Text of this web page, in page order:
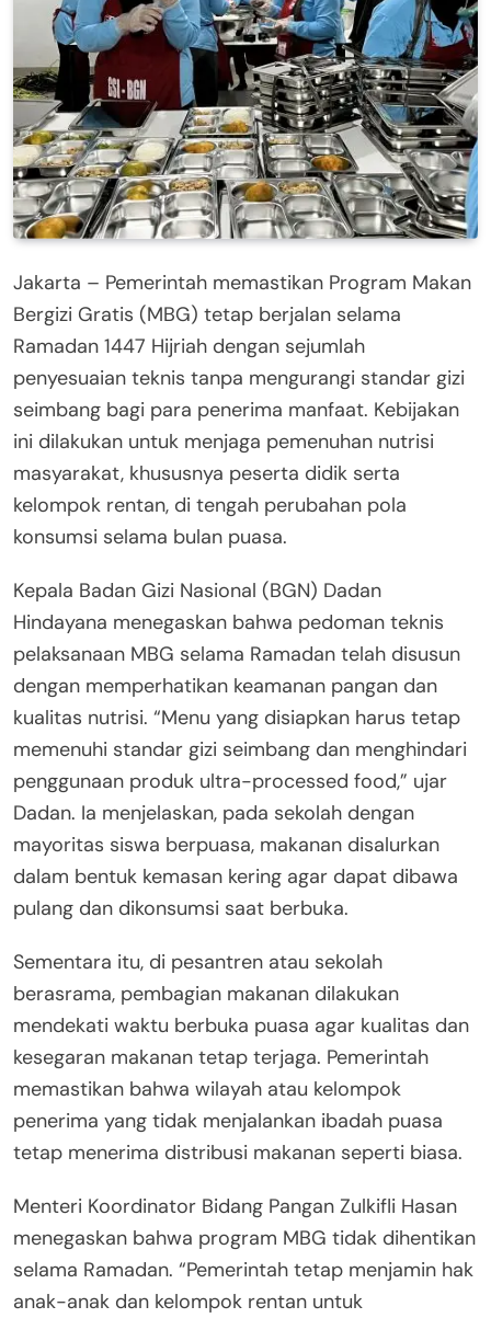
Jakarta – Pemerintah memastikan Program Makan
Bergizi Gratis (MBG) tetap berjalan selama
Ramadan 1447 Hijriah dengan sejumlah
penyesuaian teknis tanpa mengurangi standar gizi
seimbang bagi para penerima manfaat. Kebijakan
ini dilakukan untuk menjaga pemenuhan nutrisi
masyarakat, khususnya peserta didik serta
kelompok rentan, di tengah perubahan pola
konsumsi selama bulan puasa.
Kepala Badan Gizi Nasional (BGN) Dadan
Hindayana menegaskan bahwa pedoman teknis
pelaksanaan MBG selama Ramadan telah disusun
dengan memperhatikan keamanan pangan dan
kualitas nutrisi. “Menu yang disiapkan harus tetap
memenuhi standar gizi seimbang dan menghindari
penggunaan produk ultra-processed food,” ujar
Dadan. Ia menjelaskan, pada sekolah dengan
mayoritas siswa berpuasa, makanan disalurkan
dalam bentuk kemasan kering agar dapat dibawa
pulang dan dikonsumsi saat berbuka.
Sementara itu, di pesantren atau sekolah
berasrama, pembagian makanan dilakukan
mendekati waktu berbuka puasa agar kualitas dan
kesegaran makanan tetap terjaga. Pemerintah
memastikan bahwa wilayah atau kelompok
penerima yang tidak menjalankan ibadah puasa
tetap menerima distribusi makanan seperti biasa.
Menteri Koordinator Bidang Pangan Zulkifli Hasan
menegaskan bahwa program MBG tidak dihentikan
selama Ramadan. “Pemerintah tetap menjamin hak
anak-anak dan kelompok rentan untuk